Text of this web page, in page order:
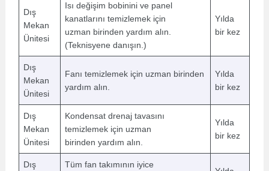
Dış
Mekan
Ünitesi
Isı değişim bobinini ve panel
kanatlarını temizlemek için
uzman birinden yardım alın.
(Teknisyene danışın.)
Yılda
bir kez
Dış
Mekan
Ünitesi
Fanı temizlemek için uzman birinden
yardım alın.
Yılda
bir kez
Dış
Mekan
Ünitesi
Kondensat drenaj tavasını
temizlemek için uzman
birinden yardım alın.
Yılda
bir kez
Dış Tüm fan takımının iyice